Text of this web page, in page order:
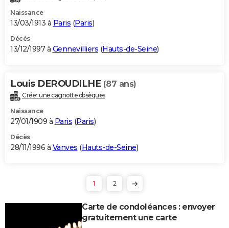
Naissance
13/03/1913 à Paris (Paris)
Décès
13/12/1997 à Gennevilliers (Hauts-de-Seine)
Louis DEROUDILHE (87 ans)
Créer une cagnotte obsèques
Naissance
27/01/1909 à Paris (Paris)
Décès
28/11/1996 à Vanves (Hauts-de-Seine)
1 2
Carte de condoléances : envoyer
gratuitement une carte